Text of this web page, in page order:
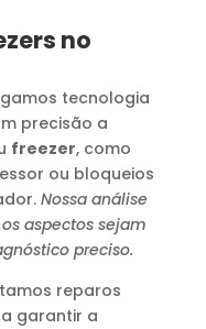
no
tecnologia
precisão a
freezer, como
ou bloqueios
Nossa análise
aspectos sejam
preciso.
reparos
garantir a